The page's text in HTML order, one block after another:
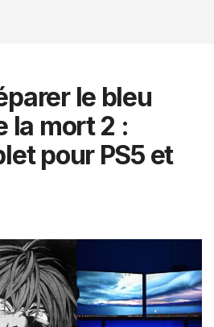
le bleu
la mort 2 :
pour PS5 et